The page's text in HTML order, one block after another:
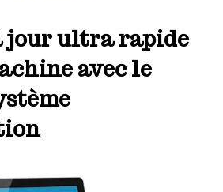
jour ultra rapide
avec le